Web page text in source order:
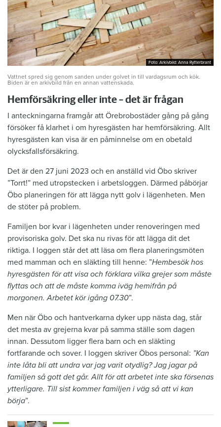
Foto: Arkivbild: Anna Rytterbrant
Foto: Arkivbild: Anna Rytterbrant
Vattnet spred sig genom sanden under golvet in till vardagsrum och kök.
Biden är en arkivbild från en annan vattenskada.
Hemförsäkring eller inte – det är frågan
I anteckningarna framgår att Örebrobostäder gång på gång
försöker få klarhet i om hyresgästen har hemförsäkring. Allt
hyresgästen kan visa är en påminnelse om en obetald
olycksfallsförsäkring.
Det är den 27 juni 2023 och en anställd vid Öbo skriver
”Torrt!” med utropstecken i arbetsloggen. Därmed påbörjar
Öbo planeringen för att lägga nytt golv i lägenheten. Men
de stöter på problem.
Familjen bor kvar i lägenheten under renoveringen med
provisoriska golv. Det ska nu rivas för att lägga dit det
riktiga. I loggen står det att läsa om flera planeringsmöten
med mamman och en släkting till henne: ”Hembesök hos
hyresgästen för att visa och förklara vilka grejer som måste
flyttas och att de måste komma iväg hemifrån på
morgonen. Arbetet kör igång 07.30”.
Men när Öbo och hantverkarna dyker upp nästa dag, står
det mesta av grejerna kvar på samma ställe som dagen
innan. Dessutom ligger flera barn och en släkting
fortfarande och sover. I loggen skriver Öbos personal: ”Kan
inte låta bli att undra var jag varit otydlig? Jag jagar på
familjen så gott det går. Allt för att arbetet inte ska försenas
ytterligare. Till sist kommer familjen i väg så att vi kan
börja”.